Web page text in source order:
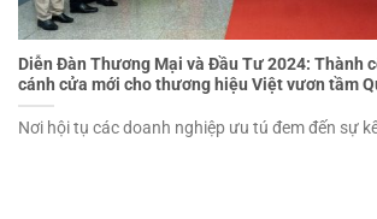
Diễn Đàn Thương Mại và Đầu Tư 2024: Thành
cánh cửa mới cho thương hiệu Việt vươn tầm
Nơi hội tụ các doanh nghiệp ưu tú đem đến sự